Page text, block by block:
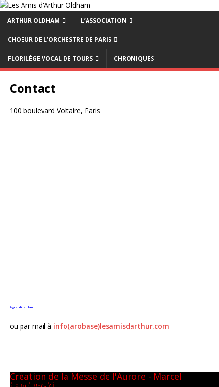
ARTHUR OLDHAM L’ASSOCIATION
CHOEUR DE L’ORCHESTRE DE PARIS
FLORILÈGE VOCAL DE TOURS CHRONIQUES
Contact
100 boulevard Voltaire, Paris
Agrandir le plan
ou par mail à info(arobase)lesamisdarthur.com
Panthéon - 22 mai 1981
CM GUILINI
Arthur & Daniel
à New-York
avec L. Naouri à Orange
A Tel-Aviv
Avec Michel Plasson
Dernier requiem à Turin
Concert inaugural - Te Deum de Berlioz
Avec Seiji Ozawa
Création de la Messe de l'Aurore - Marcel